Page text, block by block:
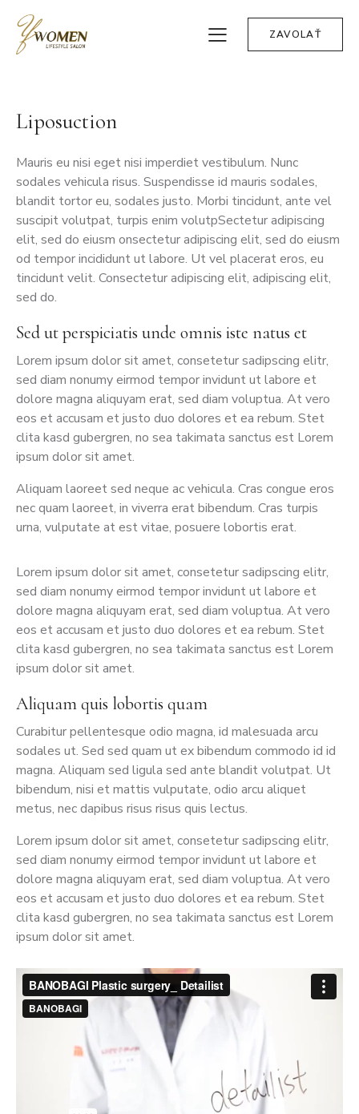
ZAVOLAŤ
Liposuction
Mauris eu nisi eget nisi imperdiet vestibulum. Nunc
sodales vehicula risus. Suspendisse id mauris sodales,
blandit tortor eu, sodales justo. Morbi tincidunt, ante vel
suscipit volutpat, turpis enim volutpSectetur adipiscing
elit, sed do eiusm onsectetur adipiscing elit, sed do eiusm
od tempor incididunt ut labore. Ut vel placerat eros, eu
tincidunt velit. Consectetur adipiscing elit, adipiscing elit,
sed do.
Sed ut perspiciatis unde omnis iste natus et
Lorem ipsum dolor sit amet, consetetur sadipscing elitr,
sed diam nonumy eirmod tempor invidunt ut labore et
dolore magna aliquyam erat, sed diam voluptua. At vero
eos et accusam et justo duo dolores et ea rebum. Stet
clita kasd gubergren, no sea takimata sanctus est Lorem
ipsum dolor sit amet.
Aliquam laoreet sed neque ac vehicula. Cras congue eros
nec quam laoreet, in viverra erat bibendum. Cras turpis
urna, vulputate at est vitae, posuere lobortis erat.
Lorem ipsum dolor sit amet, consetetur sadipscing elitr,
sed diam nonumy eirmod tempor invidunt ut labore et
dolore magna aliquyam erat, sed diam voluptua. At vero
eos et accusam et justo duo dolores et ea rebum. Stet
clita kasd gubergren, no sea takimata sanctus est Lorem
ipsum dolor sit amet.
Aliquam quis lobortis quam
Curabitur pellentesque odio magna, id malesuada arcu
sodales ut. Sed sed quam ut ex bibendum commodo id id
magna. Aliquam sed ligula sed ante blandit volutpat. Ut
bibendum, nisi et mattis vulputate, odio arcu aliquet
metus, nec dapibus risus risus quis lectus.
Lorem ipsum dolor sit amet, consetetur sadipscing elitr,
sed diam nonumy eirmod tempor invidunt ut labore et
dolore magna aliquyam erat, sed diam voluptua. At vero
eos et accusam et justo duo dolores et ea rebum. Stet
clita kasd gubergren, no sea takimata sanctus est Lorem
ipsum dolor sit amet.